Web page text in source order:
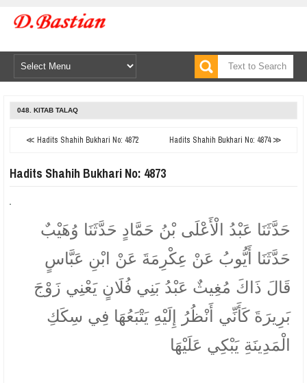
048. KITAB TALAQ
≪ Hadits Shahih Bukhari No: 4872 Hadits Shahih Bukhari No: 4874 ≫
Hadits Shahih Bukhari No: 4873
حَدَّثَنَا عَبْدُ الْأَعْلَى بْنُ حَمَّادٍ حَدَّثَنَا وُهَيْبٌ
حَدَّثَنَا أَيُّوبُ عَنْ عِكْرِمَةَ عَنْ ابْنِ عَبَّاسٍ
قَالَ ذَاكَ مُغِيثٌ عَبْدُ بَنِي فُلَانٍ يَعْنِي زَوْجَ
بَرِيرَةَ كَأَنِّي أَنْظُرُ إِلَيْهِ يَتْبَعُهَا فِي سِكَكِ
الْمَدِينَةِ يَبْكِي عَلَيْهَا